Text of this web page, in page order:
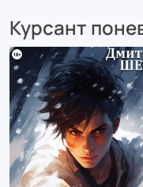
Курсант